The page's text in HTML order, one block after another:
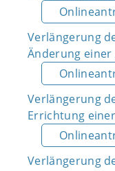
Verlängerung
Änderung einer
Verlängerung
Errichtung
Verlängerung